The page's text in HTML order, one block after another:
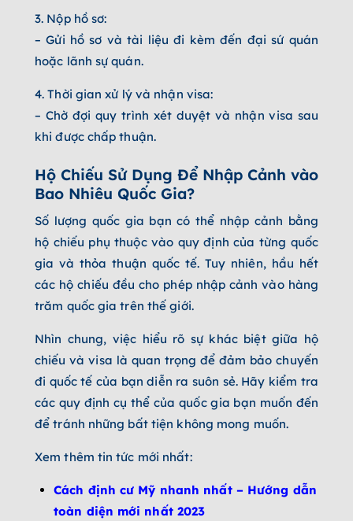
3. Nộp hồ sơ:
– Gửi hồ sơ và tài liệu đi kèm đến đại sứ quán
hoặc lãnh sự quán.
4. Thời gian xử lý và nhận visa:
– Chờ đợi quy trình xét duyệt và nhận visa sau
khi được chấp thuận.
Hộ Chiếu Sử Dụng Để Nhập Cảnh vào
Bao Nhiêu Quốc Gia?
Số lượng quốc gia bạn có thể nhập cảnh bằng
hộ chiếu phụ thuộc vào quy định của từng quốc
gia và thỏa thuận quốc tế. Tuy nhiên, hầu hết
các hộ chiếu đều cho phép nhập cảnh vào hàng
trăm quốc gia trên thế giới.
Nhìn chung, việc hiểu rõ sự khác biệt giữa hộ
chiếu và visa là quan trọng để đảm bảo chuyến
đi quốc tế của bạn diễn ra suôn sẻ. Hãy kiểm tra
các quy định cụ thể của quốc gia bạn muốn đến
để tránh những bất tiện không mong muốn.
Xem thêm tin tức mới nhất:
Cách định cư Mỹ nhanh nhất – Hướng dẫn
toàn diện mới nhất 2023